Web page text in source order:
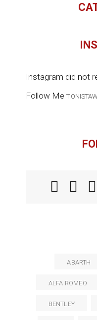
Instagram did not
Follow Me
ABARTH
ALFA ROMEO
BENTLEY